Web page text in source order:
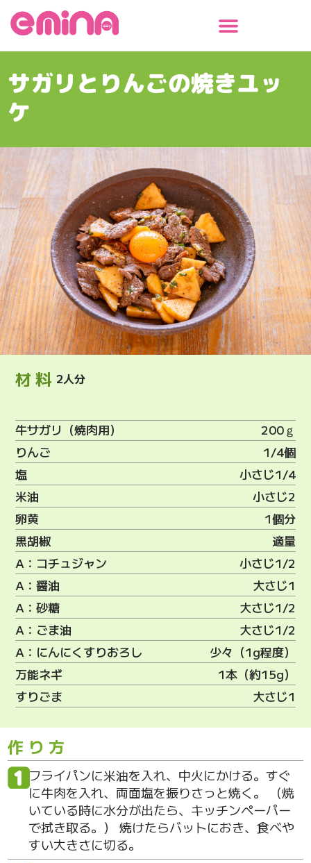
キ
プ
サガリとりんごの焼きユッ
ケ
材料 2人分
牛サガリ（焼肉用）
200ｇ
りんご
1/4個
塩
小さじ1/4
米油
小さじ2
卵黄
1個分
黒胡椒
適量
A：コチュジャン
小さじ1/2
A：醤油
大さじ1
A：砂糖
大さじ1/2
A：ごま油
大さじ1/2
A：にんにくすりおろし
少々（1g程度）
万能ネギ
1本（約15g）
すりごま
大さじ1
作り方
フライパンに米油を入れ、中火にかける。すぐ
に牛肉を入れ、両面塩を振りさっと焼く。 （焼
いている時に水分が出たら、キッチンペーパー
で拭き取る。） 焼けたらバットにおき、食べや
すい大きさに切る。